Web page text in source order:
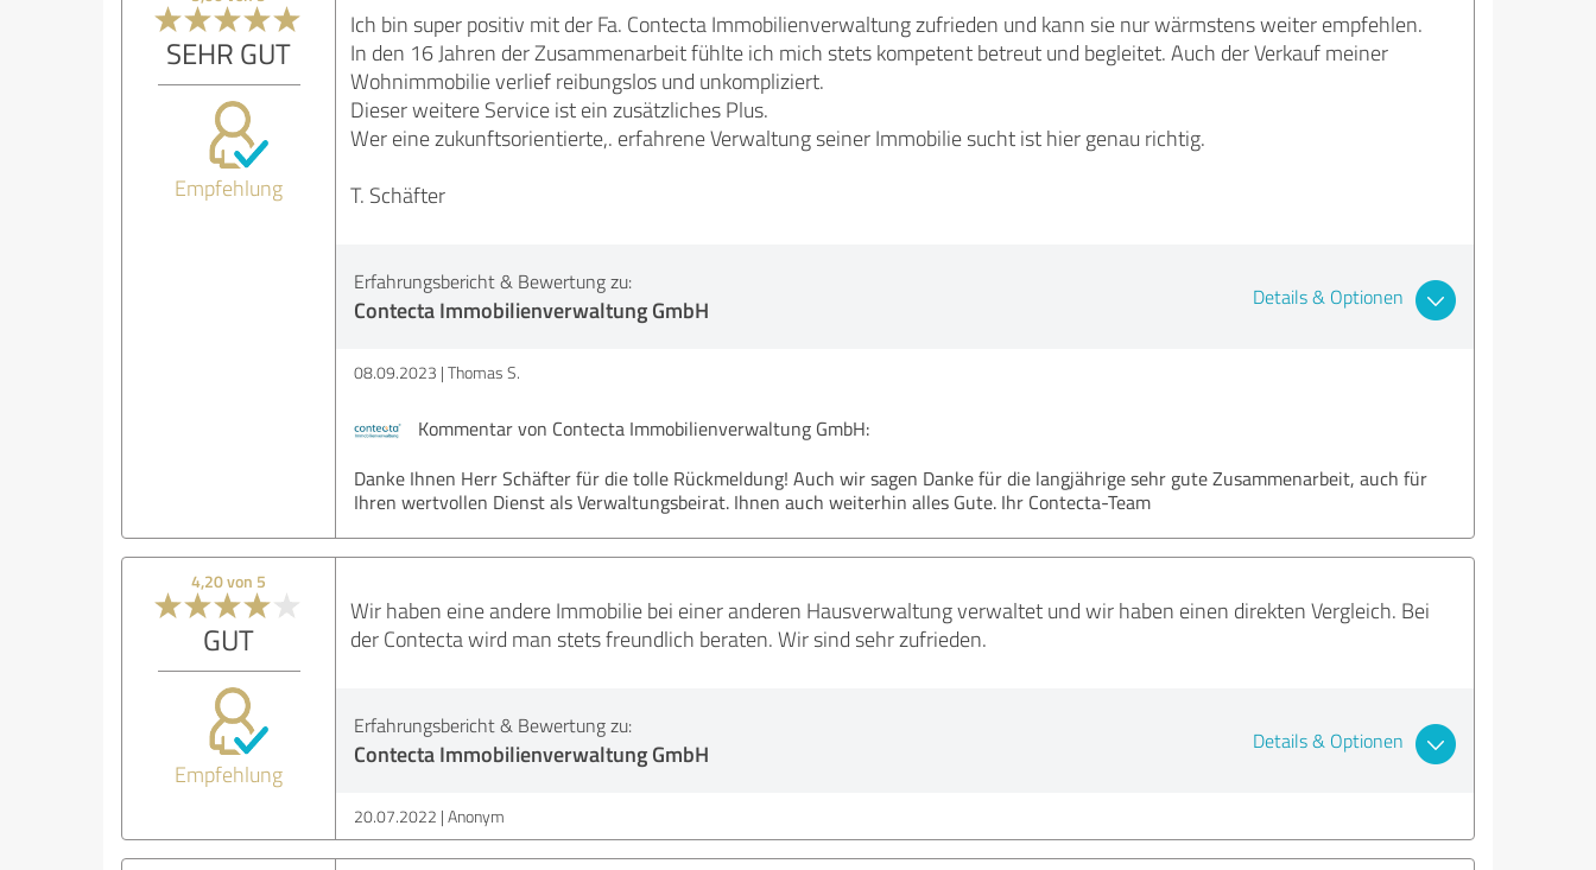
SEHR GUT
Empfehlung
Ich bin super positiv mit der Fa. Contecta Immobilienverwaltung zufrieden und kann sie nur wärmstens weiter empfehlen.
In den 16 Jahren der Zusammenarbeit fühlte ich mich stets kompetent betreut und begleitet. Auch der Verkauf meiner
Wohnimmobilie verlief reibungslos und unkompliziert.
Dieser weitere Service ist ein zusätzliches Plus.
Wer eine zukunftsorientierte,. erfahrene Verwaltung seiner Immobilie sucht ist hier genau richtig.
T. Schäfter
Erfahrungsbericht & Bewertung zu:
Contecta Immobilienverwaltung GmbH Details & Optionen
08.09.2023 Thomas S.
Kommentar von Contecta Immobilienverwaltung GmbH:
Danke Ihnen Herr Schäfter für die tolle Rückmeldung! Auch wir sagen Danke für die langjährige sehr gute Zusammenarbeit, auch für
Ihren wertvollen Dienst als Verwaltungsbeirat. Ihnen auch weiterhin alles Gute. Ihr Contecta-Team
4,20 von 5
GUT
Empfehlung
Wir haben eine andere Immobilie bei einer anderen Hausverwaltung verwaltet und wir haben einen direkten Vergleich. Bei
der Contecta wird man stets freundlich beraten. Wir sind sehr zufrieden.
Erfahrungsbericht & Bewertung zu:
Contecta Immobilienverwaltung GmbH Details & Optionen
20.07.2022 Anonym